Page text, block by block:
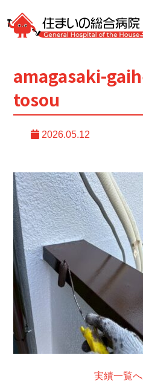
amagasaki-
tosou
2026.05.12
実績一覧